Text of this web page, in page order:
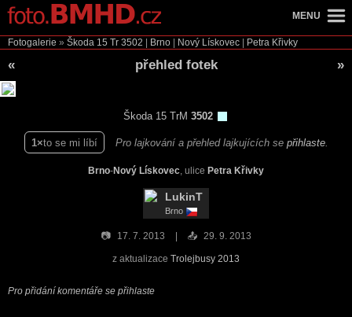
Fotogalerie » Škoda 15 Tr 3502 Brno Nový Lískovec Petra Křivky
« přehled fotek »
Škoda 15 TrM 3502
1 to se mi líbí Pro lajkování a přehled lajkujících se přihlaste.
Brno-Nový Lískovec, ulice Petra Křivky
LukinT
Brno
📷 17. 7. 2013 📤 29. 9. 2013
z aktualizace Trolejbusy 2013
Pro přidání komentáře se přihlaste
MENU